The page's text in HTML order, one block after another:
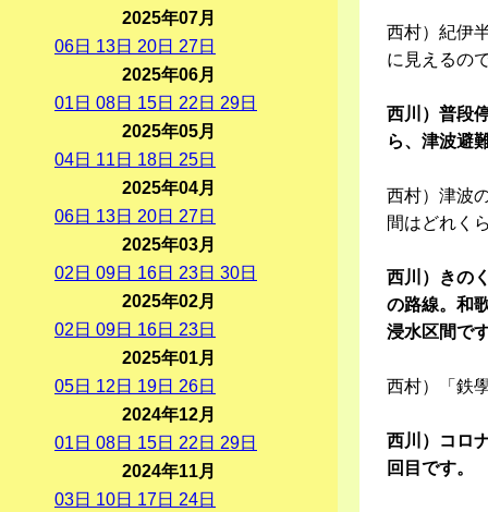
西村）紀伊
に見えるの
西川）普段
ら、津波避
西村）津波
間はどれく
西川）きの
の路線。和
浸水区間で
西村）「鉄
西川）コロ
回目です。
2025年07月
06日 13日 20日 27日
2025年06月
01 日 08日 15日 22 日 29日
2025年05月
04日 11 日 18日 25日
2025年04月
06日 13日 20日 27日
2025年03月
02 日 09日 16日 23日 30日
2025年02月
02 日 09日 16日 23日
2025年01月
05日 12 日 19日 26日
2024年12月
01 日 08日 15日 22 日 29日
2024年11月
03日 10日 17日 24日